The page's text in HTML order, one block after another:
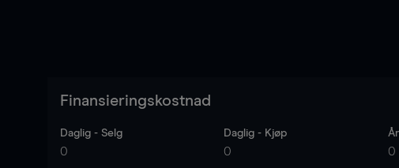
Finansieringskostnad
Daglig - Selg
0
Daglig - Kjøp
0 0